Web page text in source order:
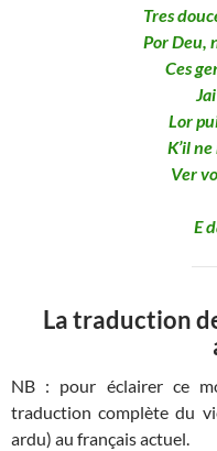
Tres
Por Deu,
Ces
Lor
K’il
Ver
E
La traduction
NB : pour éclairer ce
traduction complète du
ardu) au français actuel.